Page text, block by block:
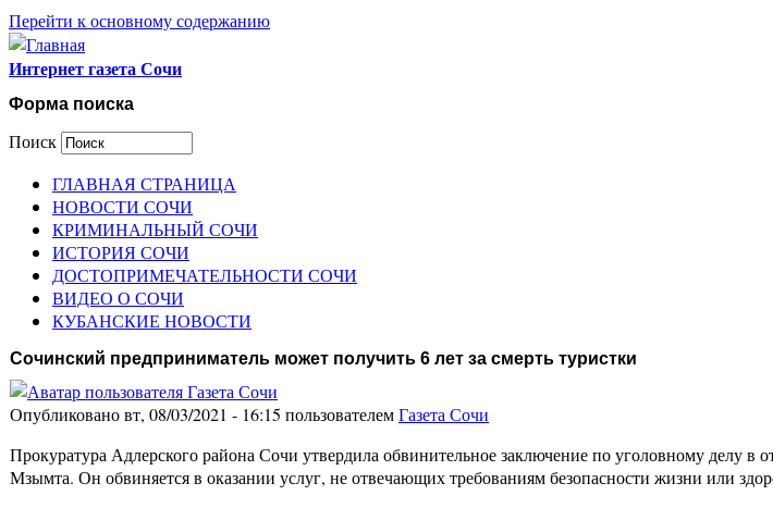
Перейти к основному содержанию
Интернет газета Сочи
Форма поиска
Поиск
ГЛАВНАЯ СТРАНИЦА
НОВОСТИ СОЧИ
КРИМИНАЛЬНЫЙ СОЧИ
ИСТОРИЯ СОЧИ
ДОСТОПРИМЕЧАТЕЛЬНОСТИ СОЧИ
ВИДЕО О СОЧИ
КУБАНСКИЕ НОВОСТИ
Сочинский предприниматель может получить 6 лет за смерть туристки
Опубликовано вт, 08/03/2021 - 16:15 пользователемГазета Сочи
Прокуратура Адлерского района Сочи утвердила обвинительное заключение по уголовному делу в
Мзымта. Он обвиняется в оказании услуг, не отвечающих требованиям безопасности жизни или